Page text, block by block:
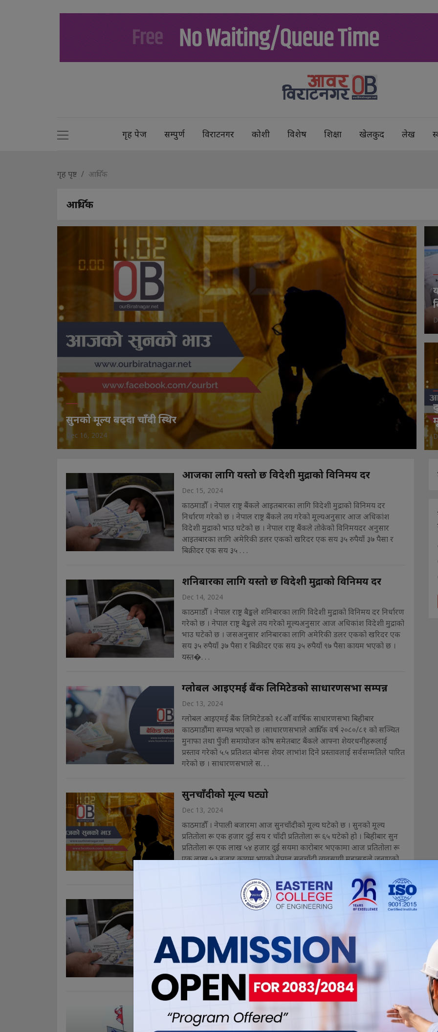
गृह पेज सम्पुर्ण विराटनगर कोशी विशेष शिक्षा खेलकुद लेख
गृह पृष्ट आर्थिक
आर्थिक
सुनको मूल्य बढ्दा चाँदी स्थिर
Dec 16, 2024
आजका लागि यस्तो छ विदेशी मुद्राको विनिमय दर
Dec 15, 2024
काठमाडौँ । नेपाल राष्ट्र बैंकले आइतबारका लागि विदेशी मुद्राको विनिमय दर
निर्धारण गरेको छ । नेपाल राष्ट्र बैंकले तय गरेको मूल्यअनुसार आज अधिकांश
विदेशी मुद्राको भाउ घटेको छ । नेपाल राष्ट्र बैंकले तोकेको विनिमयदर अनुसार
आइतबारका लागि अमेरिकी डलर एकको खरिदर एक सय ३५ रुपैयाँ ३७ पैसा र
बिक्रीदर एक सय ३५ . . .
शनिबारका लागि यस्तो छ विदेशी मुद्राको विनिमय दर
Dec 14, 2024
काठमाडौँ । नेपाल राष्ट्र बैङ्कले शनिबारका लागि विदेशी मुद्राको विनिमय दर निर्धारण
गरेको छ । नेपाल राष्ट्र बैङ्कले तय गरेको मूल्यअनुसार आज अधिकांश विदेशी मुद्राको
भाउ घटेको छ । जसअनुसार शनिबारका लागि अमेरिकी डलर एकको खरिदर एक
सय ३५ रुपैयाँ ३७ पैसा र बिक्रीदर एक सय ३५ रुपैयाँ ९७ पैसा कायम भएको छ ।
यस्त�. . .
ग्लोबल आइएमई बैंक लिमिटेडको साधारणसभा सम्पन्न
Dec 13, 2024
ग्लोबल आइएमई बैंक लिमिटेडको १८औँ वार्षिक साधारणसभा बिहीबार
काठमाडौंमा सम्पन्न भएको छ ।साधारणसभाले आर्थिक वर्ष २०८०/८१ को सञ्चित
मुनाफा तथा पुँजी समायोजन कोष समेतबाट बैंकले आफ्ना शेयरधनीहरूलाई
प्रस्ताव गरेको ५.५ प्रतिशत बोनस शेयर लाभांश दिने प्रस्तावलाई सर्वसम्मतिले पारित
गरेको छ । साधारणसभाले स. . .
सुनचाँदीको मूल्य घट्यो
Dec 13, 2024
काठमाडौँ । नेपाली बजारमा आज सुनचाँदीको मूल्य घटेको छ । सुनको मूल्य
प्रतितोला रू एक हजार दुई सय र चाँदी प्रतितोला रू ६५ घटेको हो । बिहीबार सुन
प्रतितोला रू एक लाख ५४ हजार दुई सयमा कारोबार भएकामा आज प्रतितोला रू
एक लाख ५३ हजार कायम भएको नेपाल सुनचाँदी व्यवसायी महासङ्घले जनाएको
यस्तो छ आजका लागि विदेशी मुद्राको विनिमय दर
काठमाडौँ । नेपाल राष्ट्र बैंकले शुक्रबारका लागि विदेशी मुद्राको विनिमय दर निर्धारण
गरेको छ । नेपाल राष्ट्र बैंकले तय गरेको मूल्यअनुसार आज अमेरिकी डलर,
युरोपियन युरो, युके पाउन्ड स्ट्रलिङ, क्यानेडियन डलर, सिङ्गापुर डलर, जापानी येन,
साउदी अरेबियन रियाल, कतारी रियालको भाउ वृद्धि भएको छ । नेपाल राष्ट्र ब�. .
.
विदेशी मुद्राको सञ्चिति २२ खर्ब ५५ अर्ब ३५ करोड पुग्यो
Dec 13, 2024